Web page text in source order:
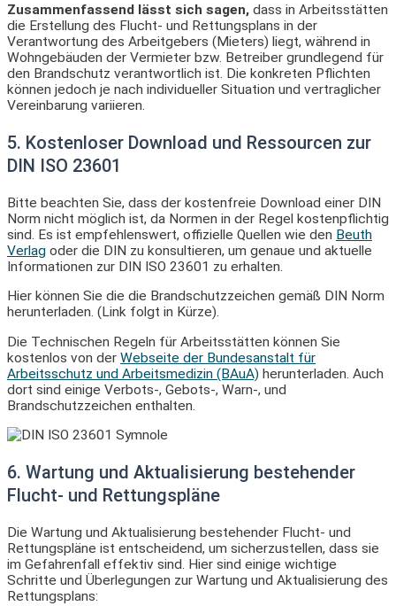
Zusammenfassend lässt sich sagen, dass in Arbeitsstätten
die Erstellung des Flucht- und Rettungsplans in der
Verantwortung des Arbeitgebers (Mieters) liegt, während in
Wohngebäuden der Vermieter bzw. Betreiber grundlegend für
den Brandschutz verantwortlich ist. Die konkreten Pflichten
können jedoch je nach individueller Situation und vertraglicher
Vereinbarung variieren.
5. Kostenloser Download und Ressourcen zur
DIN ISO 23601
Bitte beachten Sie, dass der kostenfreie Download einer DIN
Norm nicht möglich ist, da Normen in der Regel kostenpflichtig
sind. Es ist empfehlenswert, offizielle Quellen wie den Beuth
Verlag oder die DIN zu konsultieren, um genaue und aktuelle
Informationen zur DIN ISO 23601 zu erhalten.
Hier können Sie die die Brandschutzzeichen gemäß DIN Norm
herunterladen. (Link folgt in Kürze).
Die Technischen Regeln für Arbeitsstätten können Sie
kostenlos von der Webseite der Bundesanstalt für
Arbeitsschutz und Arbeitsmedizin (BAuA) herunterladen. Auch
dort sind einige Verbots-, Gebots-, Warn-, und
Brandschutzzeichen enthalten.
6. Wartung und Aktualisierung bestehender
Flucht- und Rettungspläne
Die Wartung und Aktualisierung bestehender Flucht- und
Rettungspläne ist entscheidend, um sicherzustellen, dass sie
im Gefahrenfall effektiv sind. Hier sind einige wichtige
Schritte und Überlegungen zur Wartung und Aktualisierung des
Rettungsplans: